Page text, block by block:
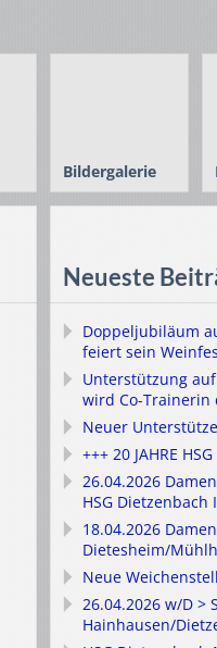
Bildergalerie
Neueste
Doppeljubiläum
feiert sein
Unterstützung
wird Co-Trainerin
Neuer
+++ 20 JAHRE
26.04.2026
HSG Dietzenbach
18.04.2026
Dietesheim/
Neue
26.04.2026 w/D >
Hainhausen/